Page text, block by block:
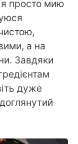
просто мию
а на
Завдяки
дуже